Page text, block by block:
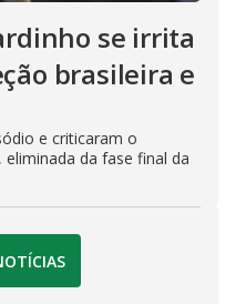
se irrita
brasileira e
e criticaram o
da fase final da